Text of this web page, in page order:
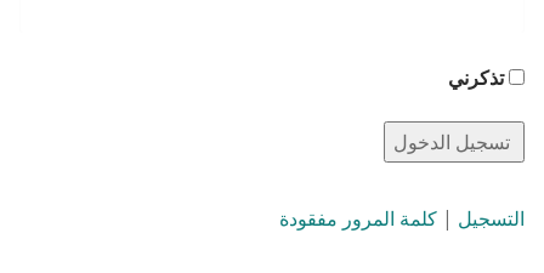
تذكرني
التسجيل | كلمة المرور مفقودة